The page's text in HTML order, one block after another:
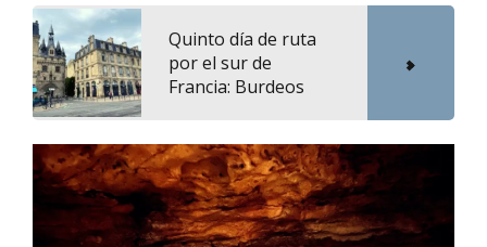
Quinto día de ruta
por el sur de
Francia: Burdeos